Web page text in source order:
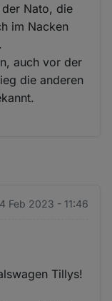
Nato, die
im Nacken
auch vor der
die anderen
Feb 2023 - 11:46
Tillys!